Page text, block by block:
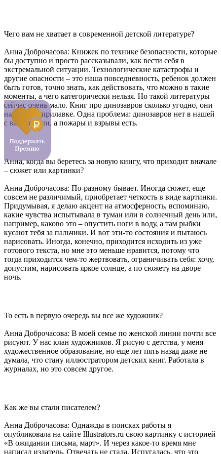
Чего вам не хватает в современной детской литературе?
Анна Доброчасова: Книжек по технике безопасности, которые
бы доступно и просто рассказывали, как вести себя в
экстремальной ситуации. Технологические катастрофы и
другие опасности – это наша повседневность, ребенок должен
быть готов, точно знать, как действовать, что можно в такие
моменты, а чего категорически нельзя. Но такой литературы
сейчас очень мало. Книг про динозавров сколько угодно, они
на каждом прилавке. Одна проблема: динозавров нет в нашей
с вами жизни, а пожары и взрывы есть.
Анна, когда вы беретесь за новую книгу, что приходит вначале
– сюжет или картинки?
Анна Доброчасова: По-разному бывает. Иногда сюжет, еще
совсем не различимый, приобретает четкость в виде картинки.
Придумывая, я делаю акцент на атмосферность, вспоминаю,
какие чувства испытывала в туман или в солнечный день или,
например, каково это – опустить ноги в воду, а там рыбки
кусают тебя за пальчики. И вот эти-то состояния и пытаюсь
нарисовать. Иногда, конечно, приходится исходить из уже
готового текста, но мне это меньше нравится, потому что
тогда приходится чем-то жертвовать, ограничивать себя: хочу,
допустим, нарисовать яркое солнце, а по сюжету на дворе
ночь.
То есть в первую очередь вы все же художник?
Анна Доброчасова: В моей семье по женской линии почти все
рисуют. У нас клан художников. Я рисую с детства, у меня
художественное образование, но еще лет пять назад даже не
думала, что стану иллюстратором детских книг. Работала в
журналах, но это совсем другое.
Как же вы стали писателем?
Анна Доброчасова: Однажды в поисках работы я
опубликовала на сайте Illustrators.ru свою картинку с историей
«В ожидании письма, март». И через какое-то время мне
написал издатель. Отвечать не стала. Испугалась, что это